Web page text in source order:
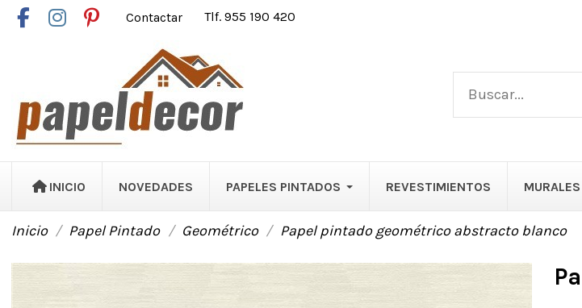
Contactar Tlf. 955 190 420
INICIO NOVEDADES PAPELES PINTADOS REVESTIMIENTOS MURALES
Inicio Papel Pintado Geométrico Papel pintado geométrico abstracto blanco